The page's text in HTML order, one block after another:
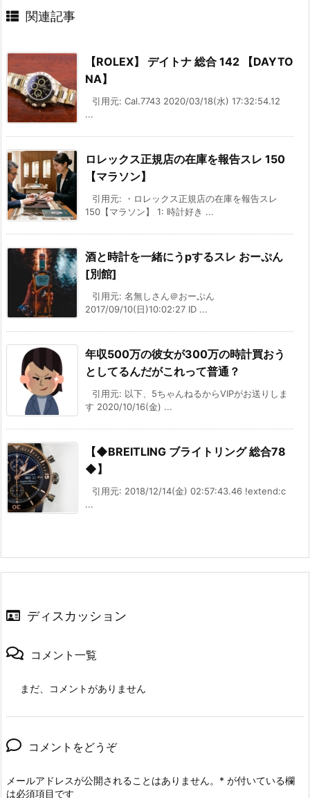
関連記事
【ROLEX】 デイトナ 総合 142 【DAYTO
NA】
引用元: Cal.7743 2020/03/18(水) 17:32:54.12
...
ロレックス正規店の在庫を報告スレ 150
【マラソン】
引用元: ・ロレックス正規店の在庫を報告スレ
150【マラソン】 1: 時計好き ...
酒と時計を一緒にうpするスレ おーぷん
[別館]
引用元: 名無しさん＠おーぷん
2017/09/10(日)10:02:27 ID ...
年収500万の彼女が300万の時計買おう
としてるんだがこれって普通？
引用元: 以下、5ちゃんねるからVIPがお送りしま
す 2020/10/16(金) ...
【◆BREITLING ブライトリング 総合78
◆】
引用元: 2018/12/14(金) 02:57:43.46 !extend:c
...
ディスカッション
コメント一覧
まだ、コメントがありません
コメントをどうぞ
メールアドレスが公開されることはありません。 * が付いている欄
は必須項目です